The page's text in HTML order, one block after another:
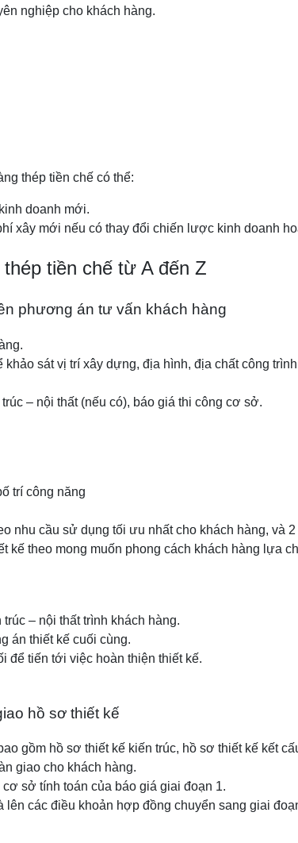
nghiệp cho khách hàng.
thép tiền chế có thể:
doanh mới.
xây mới nếu có thay đổi chiến lược kinh doanh
tiền chế từ A đến Z
phương án tư vấn khách hàng
khảo sát vị trí xây dựng, địa hình, địa chất công
– nội thất (nếu có), báo giá thi công cơ sở.
trí công năng
nhu cầu sử dụng tối ưu nhất cho khách hàng, và
kế theo mong muốn phong cách khách hàng lựa
– nội thất trình khách hàng.
án thiết kế cuối cùng.
để tiến tới việc hoàn thiện thiết kế.
hồ sơ thiết kế
gồm hồ sơ thiết kế kiến trúc, hồ sơ thiết kế kết
giao cho khách hàng.
sở tính toán của báo giá giai đoạn 1.
lên các điều khoản hợp đồng chuyển sang giai